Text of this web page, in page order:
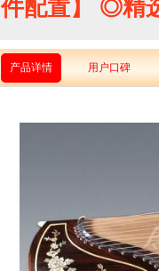
件配置】 ◎精
产品详情 用户口碑